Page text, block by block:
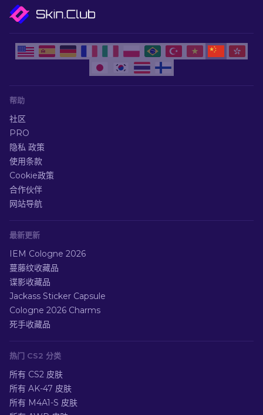
帮助
社区
PRO
隐私 政策
使用条款
Cookie政策
合作伙伴
网站导航
最新更新
IEM Cologne 2026
蔓藤纹收藏品
谍影收藏品
Jackass Sticker Capsule
Cologne 2026 Charms
死手收藏品
热门 CS2 分类
所有 CS2 皮肤
所有 AK-47 皮肤
所有 M4A1-S 皮肤